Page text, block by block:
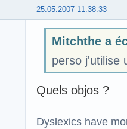
25.05.2007 11:38:33
Mitchthe a
perso j'utilise
Quels objos ?
Dyslexics have